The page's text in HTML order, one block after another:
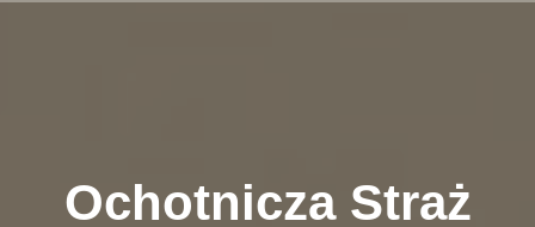
Ochotnicza Straż